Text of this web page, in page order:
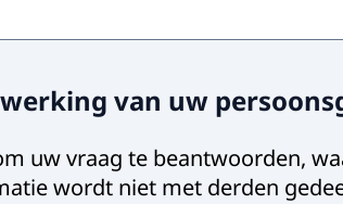
van uw
uw vraag te beantwoorden,
wordt niet met derden